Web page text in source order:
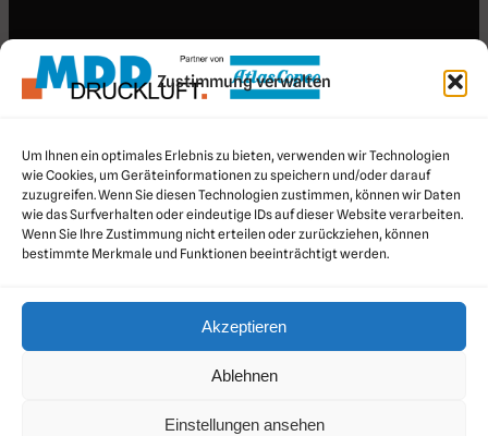
Zustimmung verwalten
Um Ihnen ein optimales Erlebnis zu bieten, verwenden wir Technologien
wie Cookies, um Geräteinformationen zu speichern und/oder darauf
zuzugreifen. Wenn Sie diesen Technologien zustimmen, können wir Daten
wie das Surfverhalten oder eindeutige IDs auf dieser Website verarbeiten.
Wenn Sie Ihre Zustimmung nicht erteilen oder zurückziehen, können
bestimmte Merkmale und Funktionen beeinträchtigt werden.
Akzeptieren
Ablehnen
Einstellungen ansehen
Search for an article